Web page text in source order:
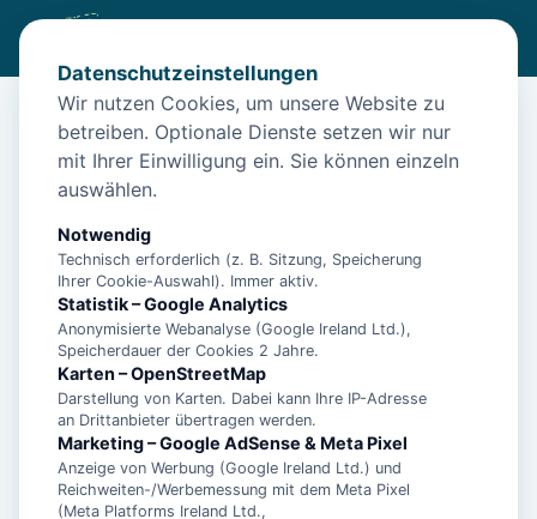
/Unterkünfte /Norden/
Norden: Ferienhaus Essen by Interhome
Norden: Ferienhaus Essen by
Interhome
26506 Norden
Datenschutzeinstellungen
Wir nutzen Cookies, um unsere Website zu
betreiben. Optionale Dienste setzen wir nur
mit Ihrer Einwilligung ein. Sie können einzeln
auswählen.
Notwendig
Technisch erforderlich (z. B. Sitzung, Speicherung
Ihrer Cookie-Auswahl). Immer aktiv.
Statistik – Google Analytics
Anonymisierte Webanalyse (Google Ireland Ltd.),
Speicherdauer der Cookies 2 Jahre.
Karten – OpenStreetMap
Darstellung von Karten. Dabei kann Ihre IP-Adresse
an Drittanbieter übertragen werden.
Marketing – Google AdSense & Meta Pixel
Anzeige von Werbung (Google Ireland Ltd.) und
Reichweiten-/Werbemessung mit dem Meta Pixel
(Meta Platforms Ireland Ltd.,